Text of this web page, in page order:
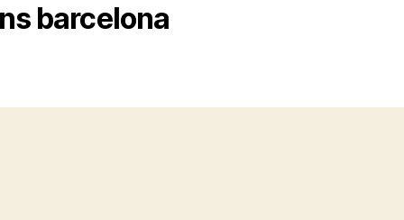
barcelona